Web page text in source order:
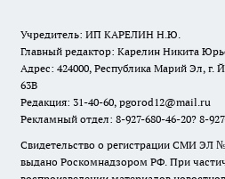
Учредитель: ИП КАРЕЛИН Н.Ю.
Главный редактор: Карелин Никита
Адрес: 424000, Республика Марий Эл, г.
63В
Редакция: 31-40-60, pgorod12@mail.ru
Рекламный отдел: 8-927-680-46-20? 8-
Свидетельство о регистрации СМИ ЭЛ №
выдано Роскомнадзором РФ. При